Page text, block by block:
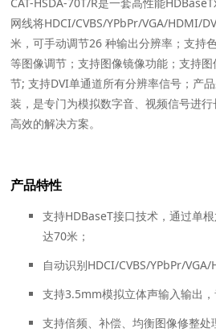
网线将HDCI/CVBS/YPbPr/VGA/HDMI/
米，可手动调节26 种输出分辨率；支持
等图像调节；支持图像镜像功能；支持
节; 支持DVI单通道所有分辨率信号；产
装，是专门为模拟数字音、视频信号进
高效的解决方案。
产品特性
支持HDBaseT接口技术，通过单
达70米；
自动识别HDCI/CVBS/YPbPr/
支持3.5mm模拟立体声输入输出，
支持倍频、补偿、均衡图像修整处